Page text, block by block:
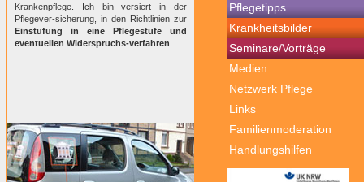
Pflegetipps
Krankheitsbilder
Seminare/Vorträge
Medien
Netzwerk Pflege
Links
Familienmoderation
Handlungshilfen